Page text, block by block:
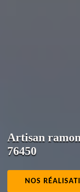
Artisan
76450
NOS